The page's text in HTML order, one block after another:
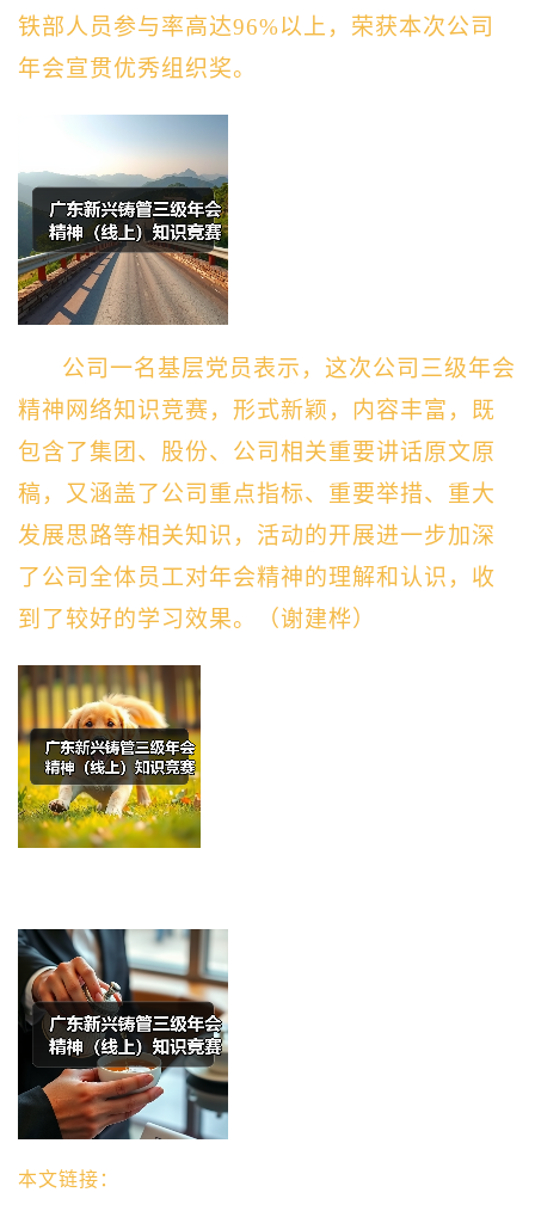
铁部人员参与率高达96%以上，荣获本次公司
年会宣贯优秀组织奖。
公司一名基层党员表示，这次公司三级年会
精神网络知识竞赛，形式新颖，内容丰富，既
包含了集团、股份、公司相关重要讲话原文原
稿，又涵盖了公司重点指标、重要举措、重大
发展思路等相关知识，活动的开展进一步加深
了公司全体员工对年会精神的理解和认识，收
到了较好的学习效果。
（谢建桦）
本文链接：